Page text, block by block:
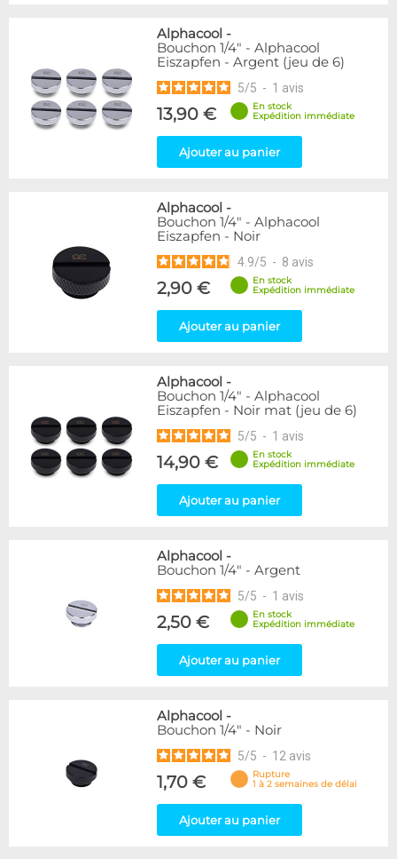
53
120
Mâle / Mâle
Filetage
153
1
12
4
Coudé 30°
2
Coudé 45°
Droit
280
Mâle 61
Disponibilité / Promotions
Articles en stock
Alphacool -
Bouchon 1/4" - Alphacool
Eiszapfen - Argent (jeu de 6)
5/5 - 1 avis
13,90 €
En stock
Expédition immédiate
Ajouter au panier
Alphacool -
Bouchon 1/4" - Alphacool
Eiszapfen - Noir
4.9/5 - 8 avis
2,90 €
En stock
Expédition immédiate
Ajouter au panier
Alphacool -
Bouchon 1/4" - Alphacool
Eiszapfen - Noir mat (jeu de 6)
5/5 - 1 avis
14,90 €
En stock
Expédition immédiate
Ajouter au panier
Alphacool -
Bouchon 1/4" - Argent
5/5 - 1 avis
2,50 €
En stock
Expédition immédiate
Ajouter au panier
Alphacool -
Bouchon 1/4" - Noir
5/5 - 12 avis
1,70 €
Rupture
1 à 2 semaines de délai
Ajouter au panier